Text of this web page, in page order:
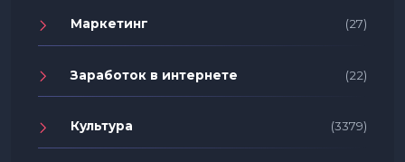
Маркетинг (27)
Заработок в интернете (22)
Культура (3379)